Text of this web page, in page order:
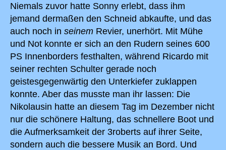
Niemals zuvor hatte Sonny erlebt, dass ihm
jemand dermaßen den Schneid abkaufte, und das
auch noch in seinem Revier, unerhört. Mit Mühe
und Not konnte er sich an den Rudern seines 600
PS Innenborders festhalten, während Ricardo mit
seiner rechten Schulter gerade noch
geistesgegenwärtig den Unterkiefer zuklappen
konnte. Aber das musste man ihr lassen: Die
Nikolausin hatte an diesem Tag im Dezember nicht
nur die schönere Haltung, das schnellere Boot und
die Aufmerksamkeit der 3roberts auf ihrer Seite,
sondern auch die bessere Musik an Bord. Und